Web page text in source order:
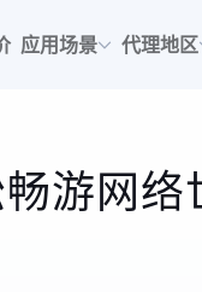
应用场景 代理地区
游网络